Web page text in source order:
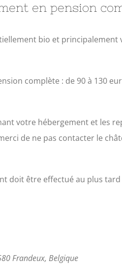
en pension
bio et principalement
complète : de 90 à 130
votre hébergement et les
de ne pas contacter le
doit être effectué au plus
Frandeux, Belgique